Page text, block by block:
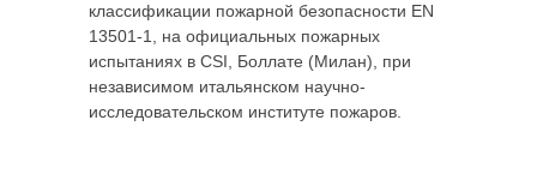
классификации пожарной безопасности EN
13501-1, на официальных пожарных
испытаниях в CSI, Боллате (Милан), при
независимом итальянском научно-
исследовательском институте пожаров.